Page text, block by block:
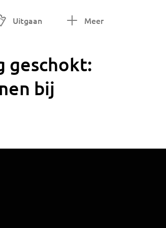
Uitgaan Meer
geschokt:
bij